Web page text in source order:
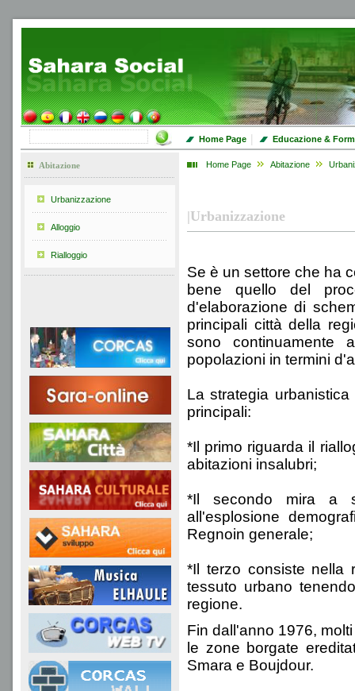
Home Page | Educazione &
Abitazione
Urbanizzazione
Alloggio
Rialloggio
Home Page Abitazione
|Urbanizzazione
Se è un settore che ha
bene quello del
d'elaborazione di
principali città della
sono continuamente
popolazioni in termini
La strategia
principali:
*Il primo riguarda il
abitazioni insalubri;
*Il secondo mira a
all'esplosione
Regnoin generale;
*Il terzo consiste nella
tessuto urbano
regione.
Fin dall'anno 1976,
le zone borgate
Smara e Boujdour.